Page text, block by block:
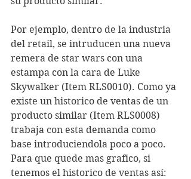
Por ejemplo, dentro de la industria
del retail, se intruducen una nueva
remera de star wars con una
estampa con la cara de Luke
Skywalker (Item RLS0010). Como ya
existe un historico de ventas de un
producto similar (Item RLS0008)
trabaja con esta demanda como
base introduciendola poco a poco.
Para que quede mas grafico, si
tenemos el historico de ventas así: